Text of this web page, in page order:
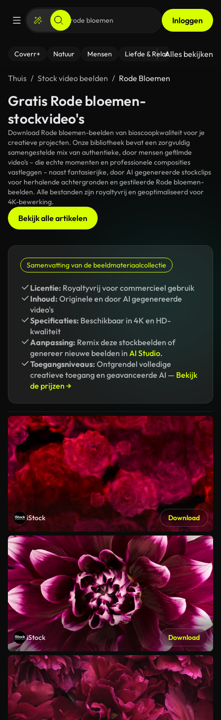
Inloggen
Coverr+ Natuur Mensen Liefde & Relaties - Fitness
Alles bekijken
Thuis Stock video beelden Rode Bloemen
Gratis Rode bloemen-
stockvideo's
Download Rode bloemen-beelden van bioscoopkwaliteit voor je
creatieve projecten. Onze bibliotheek bevat een zorgvuldig
samengestelde mix van authentieke, door mensen gefilmde
video's – die echte momenten en professionele composities
vastleggen – naast fantasierijke, door AI gegenereerde stockclips
voor herhalende achtergronden en gestileerde Rode bloemen-
beelden. Alle bestanden zijn royaltyvrij en geoptimaliseerd voor
4K-bewerking.
Bekijk alle artikelen
Samenvatting van de beeldmateriaalcollectie
Licentie: Royaltyvrij voor commercieel gebruik
Inhoud: Originele en door AI gegenereerde
video's
Specificaties: Beschikbaar in 4K en HD-
kwaliteit
Aanpassing: Remix deze stockbeelden of
genereer nieuwe beelden in AI Studio.
Toegangsniveaus: Ontgrendel volledige
creatieve toegang en geavanceerde AI — Bekijk
de prijzen →
iStock Download
iStock Download